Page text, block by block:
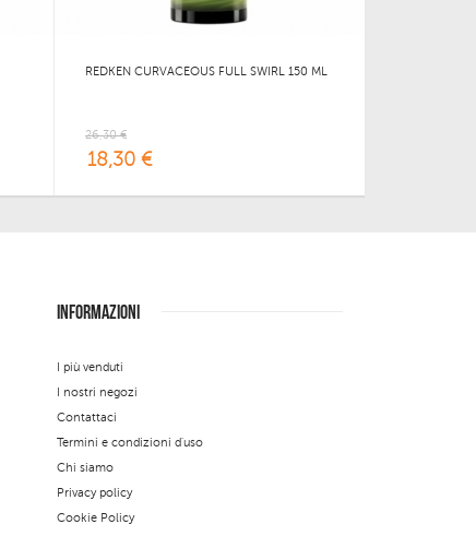
REDKEN CURVACEOUS FULL SWIRL 150 ML
26,30 €
18,30 €
INFORMAZIONI
I più venduti
I nostri negozi
Contattaci
Termini e condizioni d'uso
Chi siamo
Privacy policy
Cookie Policy